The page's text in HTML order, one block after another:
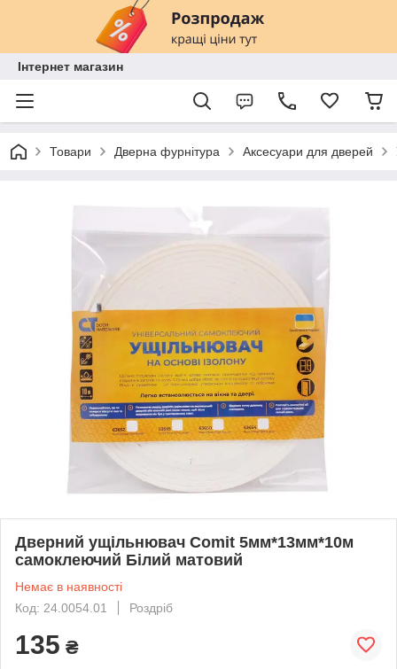
Інтернет магазин
Товари Дверна фурнітура Аксесуари для дверей
Дверний ущільнювач Comit 5мм*13мм*10м
самоклеючий Білий матовий
Немає в наявності
Код: 24.0054.01
Роздріб
135 ₴